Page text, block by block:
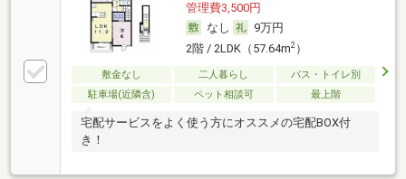
管理費3,500円
なし
9万円
2階 / 2LDK（57.64m2）
敷金なし 二人暮らし
バス・トイレ別
駐車場(近隣含)
ペット相談可 最上階
宅配サービスをよく使う方にオススメの宅配BOX付
き！